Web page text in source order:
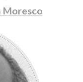
Moresco